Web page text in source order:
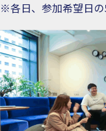
※各日、参加希望日